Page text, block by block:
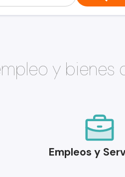
y bienes
Empleos y